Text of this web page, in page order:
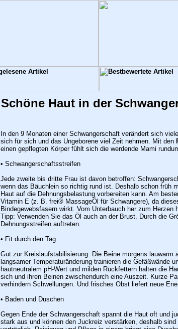
Schöne Haut in der
In den 9 Monaten einer Schwangerschaft verändert sich
sich für sich und das Ungeborene viel Zeit nehmen. Mit den
einen gepflegten Körper fühlt sich die werdende Mami
• Schwangerschaftsstreifen
Jede zweite bis dritte Frau ist davon betroffen:
wenn das Bäuchlein so richtig rund ist. Deshalb schon früh
Haut auf die Dehnungsbelastung vorbereiten kann. Am
Vitamin E (z. B. frei® MassageÖl für Schwangere), da
Bindegewebsfasern wirkt. Vom Unterbauch her zum Herzen
Tipp: Verwenden Sie das Öl auch an der Brust. Durch die
Dehnungsstreifen auftreten.
• Fit durch den Tag
Gut zur Kreislaufstabilisierung: Die Beine morgens lauwarm
langsamer Temperaturänderung trainieren die Gefäßwände
hautneutralem pH-Wert und milden Rückfettern halten die
sich und ihren Beinen zwischendurch eine Auszeit. Kurze
verhindern Schwellungen. Und frisches Obst liefert neue
• Baden und Duschen
Gegen Ende der Schwangerschaft spannt die Haut oft und
stark aus und können den Juckreiz verstärken, deshalb